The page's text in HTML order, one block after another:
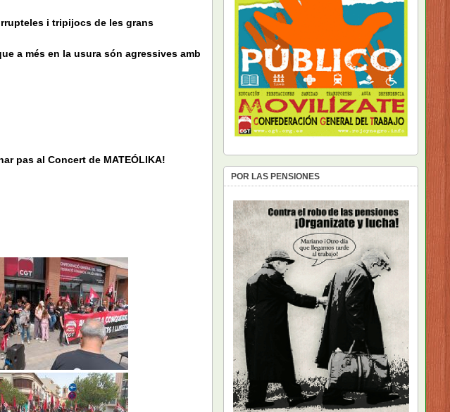
i tripijocs de les grans
a més en la usura són agressives amb
pas al Concert de MATEÓLIKA!
POR LAS PENSIONES